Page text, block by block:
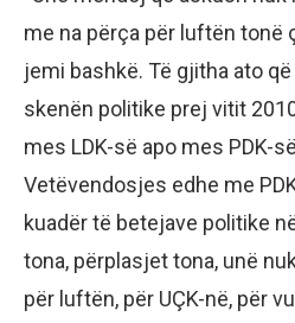
me na përça për luftën tonë
jemi bashkë. Të gjitha ato
skenën politike prej vitit
mes LDK-së apo mes PDK-
Vetëvendosjes edhe me
kuadër të betejave politike
tona, përplasjet tona, unë
për luftën, për UÇK-në, për